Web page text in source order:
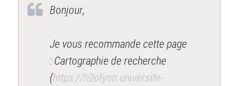
Bonjour,
Je vous recommande cette page
: Cartographie de recherche
(https://h2olyon.universite-